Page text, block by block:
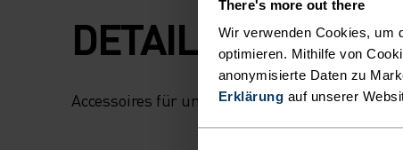
There's more out there
Wir verwenden Cookies, um
optimieren. Mithilfe von
anonymisierte Daten zu
Erklärung auf unserer
DETAILS, DIE
Accessoires für unvergessliche Abenteuer.